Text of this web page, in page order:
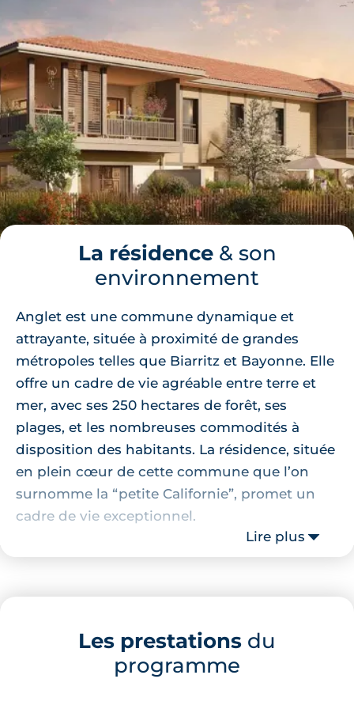
La résidence& son
environnement
Anglet est une commune dynamique et
attrayante, située à proximité de grandes
métropoles telles que Biarritz et Bayonne. Elle
offre un cadre de vie agréable entre terre et
mer, avec ses 250 hectares de forêt, ses
plages, et les nombreuses commodités à
disposition des habitants. La résidence, située
en plein cœur de cette commune que l’on
surnomme la “petite Californie”, promet un
cadre de vie exceptionnel.
Localisation de la résidence
La Villa Joia bénéficie d'une localisation
pied, vous trouverez de nombreux
commerces, restaurants et écoles. Par
exemple, la Boulangerie Soarès, le restaurant
Lire plus
Les prestations du
programme